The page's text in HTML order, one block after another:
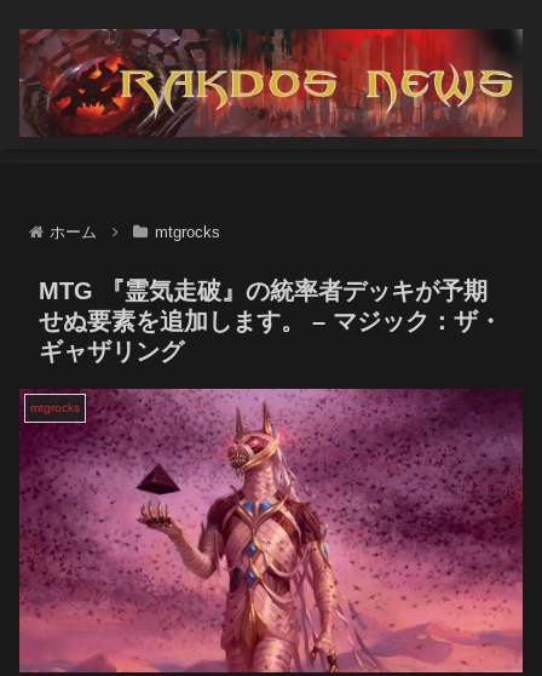
ホーム mtgrocks
MTG 『霊気走破』の統率者デッキが予期
せぬ要素を追加します。 – マジック：ザ・
ギャザリング
mtgrocks